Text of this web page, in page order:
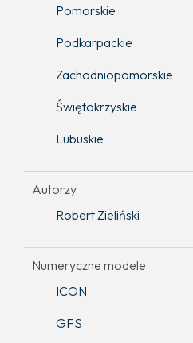
Pomorskie
Podkarpackie
Zachodniopomorskie
Świętokrzyskie
Lubuskie
Autorzy
Robert Zieliński
Numeryczne modele
ICON
GFS